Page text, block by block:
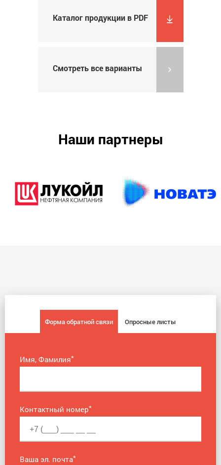
Каталог продукции в PDF
Смотреть все варианты
Наши партнеры
Форма обратной связи Опросные листы
Имя, Фамилия*
Контактный номер*
Ваша эл. почта*